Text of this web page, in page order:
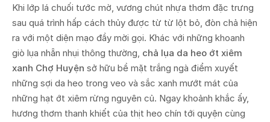
Khi lớp lá chuối tước mờ, vương chút nhựa thơm đặc trưng
sau quá trình hấp cách thủy được từ từ lột bỏ, đòn chả hiện
ra với một diện mạo đầy mời gọi. Khác với những khoanh
giò lụa nhẵn nhụi thông thường, chả lụa da heo ớt xiêm
xanh Chợ Huyện sở hữu bề mặt trắng ngà điểm xuyết
những sợi da heo trong veo và sắc xanh mướt mát của
những hạt ớt xiêm rừng nguyên củ. Ngay khoảnh khắc ấy,
hương thơm thanh khiết của thịt heo chín tới quyện cùng